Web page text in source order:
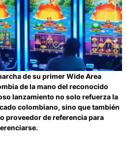
de su primer Wide Area
de la mano del reconocido
lanzamiento no solo refuerza la
colombiano, sino que también
proveedor de referencia para